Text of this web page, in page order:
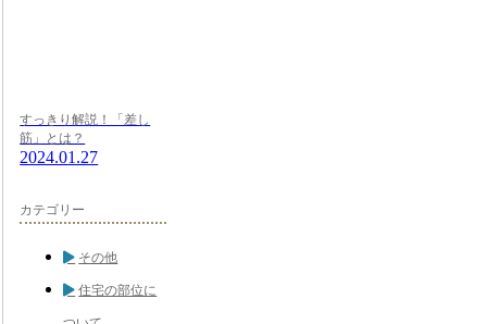
すっきり解説！「差し
筋」とは？
2024.01.27
カテゴリー
その他
住宅の部位に